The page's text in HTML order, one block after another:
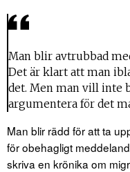
Man blir avtrubbad
Det är klart att man
det. Men man vill inte
argumentera för det
Man blir rädd för att ta
för obehagligt
skriva en krönika om